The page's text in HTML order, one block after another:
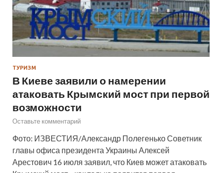
ТУРИЗМ
В Киеве заявили о намерении
атаковать Крымский мост при первой
возможности
Оставьте комментарий
Фото: ИЗВЕСТИЯ/Александр Полегенько Советник
главы офиса президента Украины Алексей
Арестович 16 июля заявил, что Киев может атаковать